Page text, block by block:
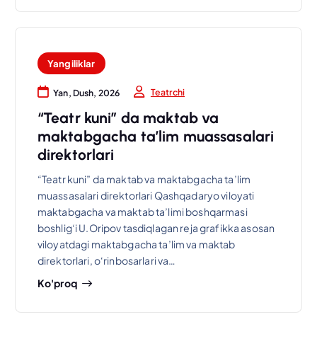
Yangiliklar
Yan, Dush, 2026 Teatrchi
“Teatr kuni” da maktab va
maktabgacha ta’lim muassasalari
direktorlari
“Teatr kuni” da maktab va maktabgacha ta’lim
muassasalari direktorlari Qashqadaryo viloyati
maktabgacha va maktab ta’limi boshqarmasi
boshlig‘i U.Oripov tasdiqlagan reja grafikka asosan
viloyatdagi maktabgacha ta’lim va maktab
direktorlari, o‘rinbosarlari va…
Ko'proq